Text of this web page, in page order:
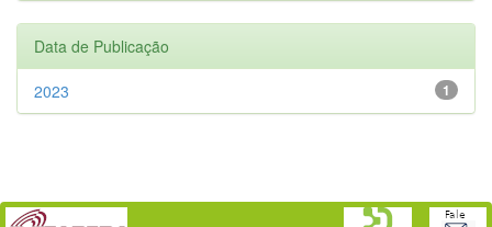
Data de Publicação
1
2023